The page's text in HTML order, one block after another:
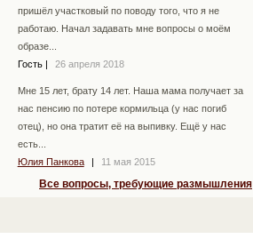
пришёл участковый по поводу того, что я не
работаю. Начал задавать мне вопросы о моём
образе...
Гость
26 апреля 2018
Мне 15 лет, брату 14 лет. Наша мама получает за
нас пенсию по потере кормильца (у нас погиб
отец), но она тратит её на выпивку. Ещё у нас
есть...
Юлия Панкова
11 мая 2015
Все вопросы, требующие размышления